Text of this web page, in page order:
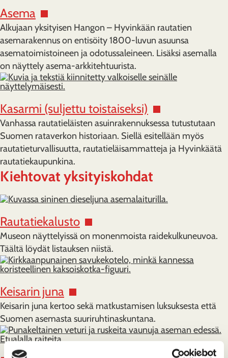
Asema
Alkujaan yksityisen Hangon – Hyvinkään rautatien
asemarakennus on entisöity 1800-luvun asuunsa
asematoimistoineen ja odotussaleineen. Lisäksi asemalla
on näyttely asema-arkkitehtuurista.
Kasarmi (suljettu toistaiseksi)
Vanhassa rautatieläisten asuinrakennuksessa tutustutaan
Suomen rataverkon historiaan. Siellä esitellään myös
rautatieturvallisuutta, rautatieläisammatteja ja Hyvinkäätä
rautatiekaupunkina.
Kiehtovat yksityiskohdat
Rautatiekalusto
Museon näyttelyissä on monenmoista raidekulkuneuvoa.
Täältä löydät listauksen niistä.
Keisarin juna
Keisarin juna kertoo sekä matkustamisen luksuksesta että
Suomen asemasta suuriruhtinaskuntana.